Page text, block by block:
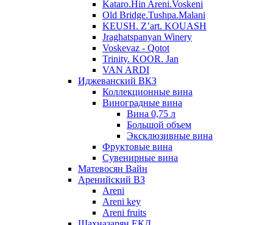
Kataro.Hin Areni.Voskeni
Old Bridge.Tushpa.Malani
KEUSH. Z’art. KOUASH
Jraghatspanyan Winery
Voskevaz - Qotot
Trinity. KOOR. Jan
VAN ARDI
Иджеванский ВКЗ
Коллекционные вина
Виноградные вина
Вина 0,75 л
Большой объем
Эксклюзивные вина
Фруктовые вина
Cувенирные вина
Матевосян Вайн
Аренийский ВЗ
Areni
Areni key
Areni fruits